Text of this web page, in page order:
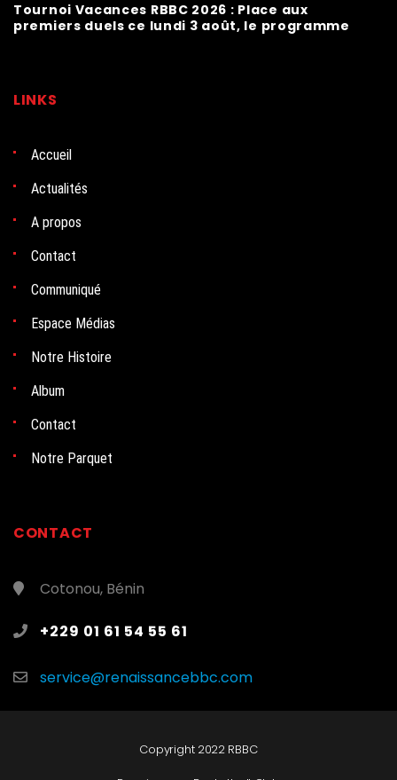
Tournoi Vacances RBBC 2026 : Place aux
premiers duels ce lundi 3 août, le programme
LINKS
Accueil
Actualités
A propos
Contact
Communiqué
Espace Médias
Notre Histoire
Album
Contact
Notre Parquet
CONTACT
Cotonou, Bénin
+229 01 61 54 55 61
service@renaissancebbc.com
Copyright 2022 RBBC